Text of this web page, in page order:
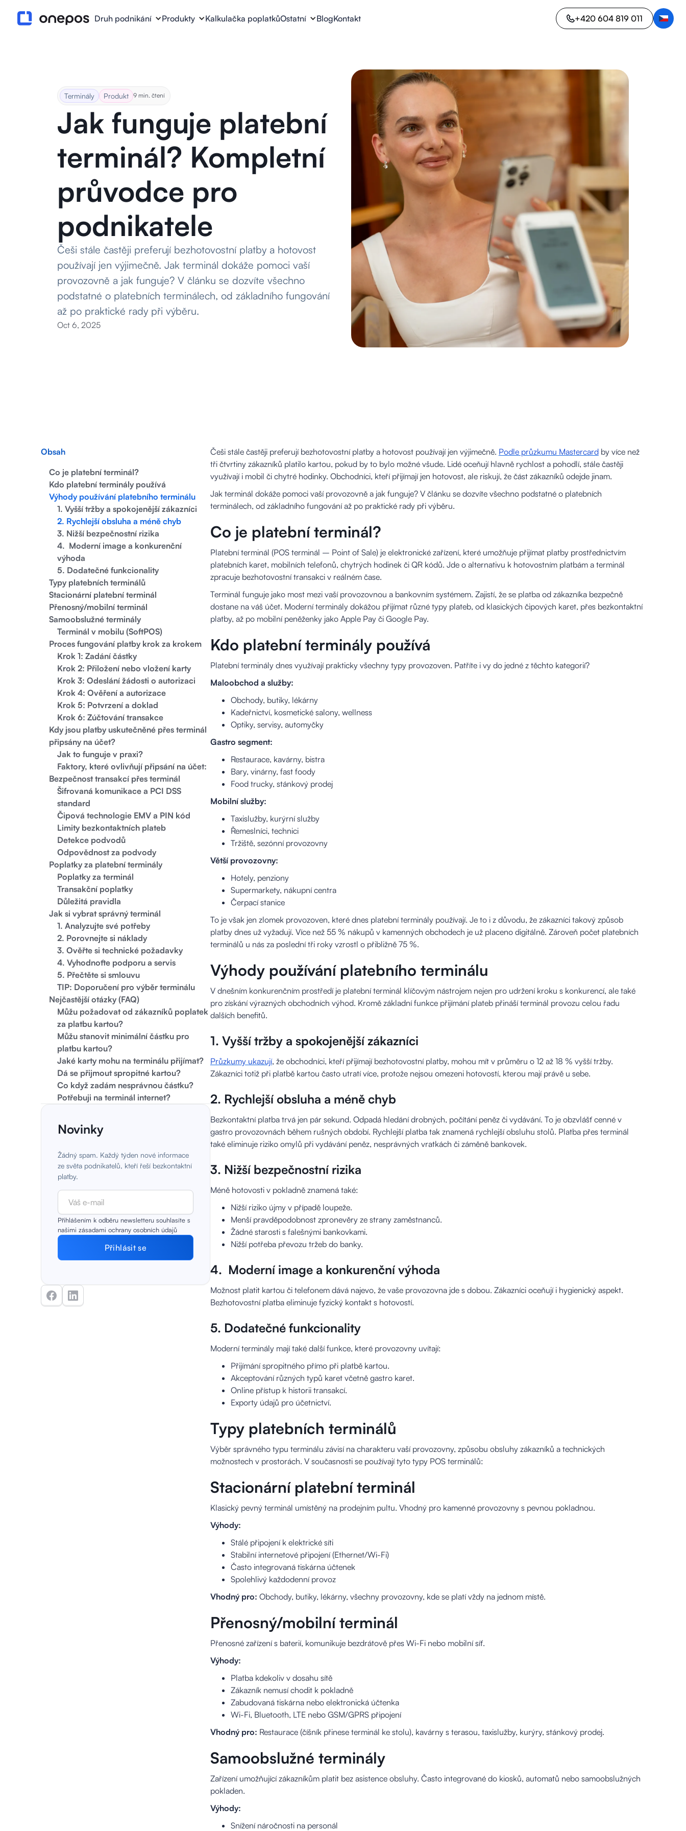
Druh podnikání Produkty Kalkulačka poplatkůOstatní BlogKontakt +420 604 819 011
Terminály Produkt 9 min. čtení
Jak funguje platební
terminál? Kompletní
průvodce pro
podnikatele
Češi stále častěji preferují bezhotovostní platby a hotovost
používají jen výjimečně. Jak terminál dokáže pomoci vaší
provozovně a jak funguje? V článku se dozvíte všechno
podstatné o platebních terminálech, od základního fungování
až po praktické rady při výběru.
Oct 6, 2025
Obsah
Co je platební terminál?
Kdo platební terminály používá
Výhody používání platebního terminálu
1. Vyšší tržby a spokojenější zákazníci
2. Rychlejší obsluha a méně chyb
3. Nižší bezpečnostní rizika
4. Moderní image a konkurenční
výhoda
5. Dodatečné funkcionality
Typy platebních terminálů
Stacionární platební terminál
Přenosný/mobilní terminál
Samoobslužné terminály
Terminál v mobilu (SoftPOS)
Proces fungování platby krok za krokem
Krok 1: Zadání částky
Krok 2: Přiložení nebo vložení karty
Krok 3: Odeslání žádosti o autorizaci
Krok 4: Ověření a autorizace
Krok 5: Potvrzení a doklad
Krok 6: Zúčtování transakce
Kdy jsou platby uskutečněné přes terminál
připsány na účet?
Jak to funguje v praxi?
Faktory, které ovlivňují připsání na účet:
Bezpečnost transakcí přes terminál
Šifrovaná komunikace a PCI DSS
standard
Čipová technologie EMV a PIN kód
Limity bezkontaktních plateb
Detekce podvodů
Odpovědnost za podvody
Poplatky za platební terminály
Poplatky za terminál
Transakční poplatky
Důležitá pravidla
Jak si vybrat správný terminál
1. Analyzujte své potřeby
2. Porovnejte si náklady
3. Ověřte si technické požadavky
4. Vyhodnoťte podporu a servis
5. Přečtěte si smlouvu
TIP: Doporučení pro výběr terminálu
Nejčastější otázky (FAQ)
Můžu požadovat od zákazníků poplatek
za platbu kartou?
Můžu stanovit minimální částku pro
platbu kartou?
Jaké karty mohu na terminálu přijímat?
Dá se přijmout spropitné kartou?
Co když zadám nesprávnou částku?
Potřebuji na terminál internet?
Novinky
Žádný spam. Každý týden nové informace
ze světa podnikatelů, kteří řeší bezkontaktní
platby.
Přihlášením k odběru newsletteru souhlasíte s
našimi zásadami ochrany osobních údajů
Češi stále častěji preferují bezhotovostní platby a hotovost používají jen výjimečně. Podle průzkumu Mastercardby více než
tři čtvrtiny zákazníků platilo kartou, pokud by to bylo možné všude. Lidé oceňují hlavně rychlost a pohodlí, stále častěji
využívají i mobil či chytré hodinky. Obchodníci, kteří přijímají jen hotovost, ale riskují, že část zákazníků odejde jinam.
Jak terminál dokáže pomoci vaší provozovně a jak funguje? V článku se dozvíte všechno podstatné o platebních
terminálech, od základního fungování až po praktické rady při výběru.
Co je platební terminál?
Platební terminál (POS terminál – Point of Sale) je elektronické zařízení, které umožňuje přijímat platby prostřednictvím
platebních karet, mobilních telefonů, chytrých hodinek či QR kódů. Jde o alternativu k hotovostním platbám a terminál
zpracuje bezhotovostní transakci v reálném čase.
Terminál funguje jako most mezi vaší provozovnou a bankovním systémem. Zajistí, že se platba od zákazníka bezpečně
dostane na váš účet. Moderní terminály dokážou přijímat různé typy plateb, od klasických čipových karet, přes bezkontaktní
platby, až po mobilní peněženky jako Apple Pay či Google Pay.
Kdo platební terminály používá
Platební terminály dnes využívají prakticky všechny typy provozoven. Patříte i vy do jedné z těchto kategorií?
Maloobchod a služby:
Obchody, butiky, lékárny
Kadeřnictví, kosmetické salony, wellness
Optiky, servisy, automyčky
Gastro segment:
Restaurace, kavárny, bistra
Bary, vinárny, fast foody
Food trucky, stánkový prodej
Mobilní služby:
Taxislužby, kurýrní služby
Řemeslníci, technici
Tržiště, sezónní provozovny
Větší provozovny:
Hotely, penziony
Supermarkety, nákupní centra
Čerpací stanice
To je však jen zlomek provozoven, které dnes platební terminály používají. Je to i z důvodu, že zákazníci takový způsob
platby dnes už vyžadují. Více než 55 % nákupů v kamenných obchodech je už placeno digitálně. Zároveň počet platebních
terminálů u nás za poslední tři roky vzrostl o přibližně 75 %.
Výhody používání platebního terminálu
V dnešním konkurenčním prostředí je platební terminál klíčovým nástrojem nejen pro udržení kroku s konkurencí, ale také
pro získání výrazných obchodních výhod. Kromě základní funkce přijímání plateb přináší terminál provozu celou řadu
dalších benefitů.
1. Vyšší tržby a spokojenější zákazníci
Průzkumy ukazují, že obchodníci, kteří přijímají bezhotovostní platby, mohou mít v průměru o 12 až 18 % vyšší tržby.
Zákazníci totiž při platbě kartou často utratí více, protože nejsou omezeni hotovostí, kterou mají právě u sebe.
2. Rychlejší obsluha a méně chyb
Bezkontaktní platba trvá jen pár sekund. Odpadá hledání drobných, počítání peněz či vydávání. To je obzvlášť cenné v
gastro provozovnách během rušných období. Rychlejší platba tak znamená rychlejší obsluhu stolů. Platba přes terminál
také eliminuje riziko omylů při vydávání peněz, nesprávných vratkách či záměně bankovek.
3. Nižší bezpečnostní rizika
Méně hotovosti v pokladně znamená také:
Nižší riziko újmy v případě loupeže.
Menší pravděpodobnost zpronevěry ze strany zaměstnanců.
Žádné starosti s falešnými bankovkami.
Nižší potřeba převozu tržeb do banky.
4. Moderní image a konkurenční výhoda
Možnost platit kartou či telefonem dává najevo, že vaše provozovna jde s dobou. Zákazníci oceňují i hygienický aspekt.
Bezhotovostní platba eliminuje fyzický kontakt s hotovostí.
5. Dodatečné funkcionality
Moderní terminály mají také další funkce, které provozovny uvítají:
Přijímání spropitného přímo při platbě kartou.
Akceptování různých typů karet včetně gastro karet.
Online přístup k historii transakcí.
Exporty údajů pro účetnictví.
Typy platebních terminálů
Výběr správného typu terminálu závisí na charakteru vaší provozovny, způsobu obsluhy zákazníků a technických
možnostech v prostorách. V současnosti se používají tyto typy POS terminálů:
Stacionární platební terminál
Klasický pevný terminál umístěný na prodejním pultu. Vhodný pro kamenné provozovny s pevnou pokladnou.
Výhody:
Stálé připojení k elektrické síti
Stabilní internetové připojení (Ethernet/Wi-Fi)
Často integrovaná tiskárna účtenek
Spolehlivý každodenní provoz
Vhodný pro: Obchody, butiky, lékárny, všechny provozovny, kde se platí vždy na jednom místě.
Přenosný/mobilní terminál
Přenosné zařízení s baterií, komunikuje bezdrátově přes Wi-Fi nebo mobilní síť.
Výhody:
Platba kdekoliv v dosahu sítě
Zákazník nemusí chodit k pokladně
Zabudovaná tiskárna nebo elektronická účtenka
Wi-Fi, Bluetooth, LTE nebo GSM/GPRS připojení
Vhodný pro: Restaurace (číšník přinese terminál ke stolu), kavárny s terasou, taxislužby, kurýry, stánkový prodej.
Samoobslužné terminály
Zařízení umožňující zákazníkům platit bez asistence obsluhy. Často integrované do kiosků, automatů nebo samoobslužných
pokladen.
Výhody:
Snížení náročnosti na personál